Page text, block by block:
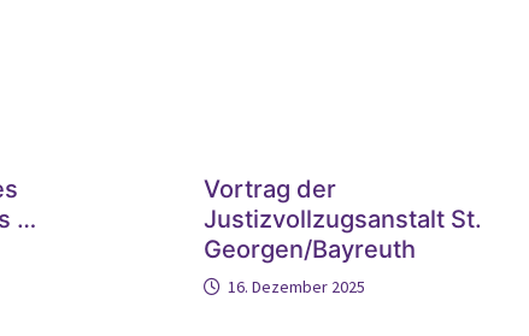
…
Vortrag der
Justizvollzugsanstalt St.
Georgen/Bayreuth
16. Dezember 2025